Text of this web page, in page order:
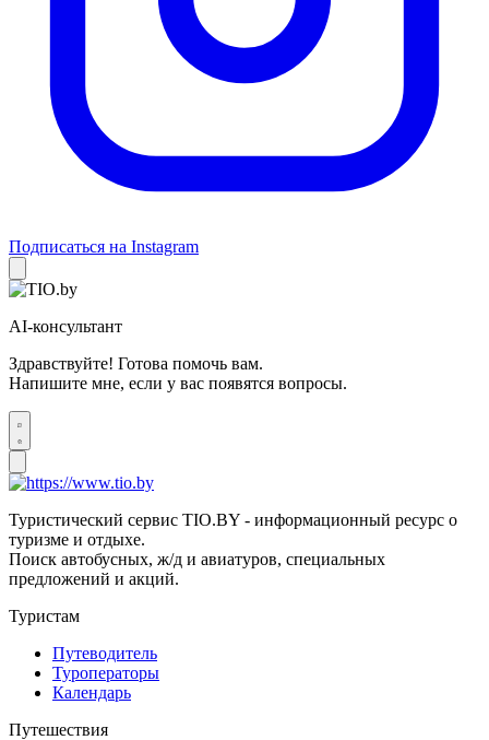
Подписаться на Instagram
AI-консультант
Здравствуйте! Готова помочь вам.
Напишите мне, если у вас появятся вопросы.
Туристический сервис TIO.BY - информационный ресурс о
туризме и отдыхе.
Поиск автобусных, ж/д и авиатуров, специальных
предложений и акций.
Туристам
Путеводитель
Туроператоры
Календарь
Путешествия